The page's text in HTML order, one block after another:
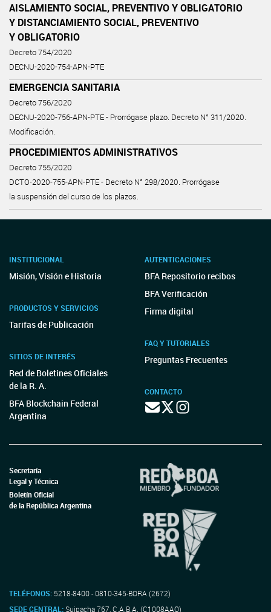
AISLAMIENTO SOCIAL, PREVENTIVO Y OBLIGATORIO
Y DISTANCIAMIENTO SOCIAL, PREVENTIVO
Y OBLIGATORIO
Decreto 754/2020
DECNU-2020-754-APN-PTE
EMERGENCIA SANITARIA
Decreto 756/2020
DECNU-2020-756-APN-PTE - Prorrógase plazo. Decreto N° 311/2020.
Modificación.
PROCEDIMIENTOS ADMINISTRATIVOS
Decreto 755/2020
DCTO-2020-755-APN-PTE - Decreto N° 298/2020. Prorrógase
la suspensión del curso de los plazos.
INSTITUCIONAL
Misión, Visión e Historia
PRODUCTOS Y SERVICIOS
Tarifas de Publicación
SITIOS DE INTERÉS
Red de Boletines Oficiales
de la R. A.
BFA Blockchain Federal
Argentina
AUTENTICACIONES
BFA Repositorio recibos
BFA Verificación
Firma digital
FAQ Y TUTORIALES
Preguntas Frecuentes
CONTACTO
Secretaría
Legal y Técnica
Boletín Oficial
de la República Argentina
TELÉFONOS: 5218-8400 - 0810-345-BORA (2672)
SEDE CENTRAL:Suipacha 767, C.A.B.A. (C1008AAO)